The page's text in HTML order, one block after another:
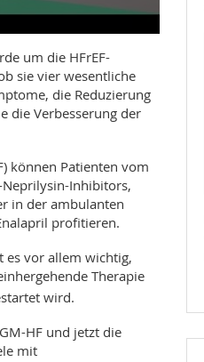
um die HFrEF-
sie vier wesentliche
die Reduzierung
die Verbesserung der
können Patienten vom
Neprilysin-Inhibitors,
in der ambulanten
profitieren.
es vor allem wichtig,
Therapie
wird.
HF und jetzt die
mit